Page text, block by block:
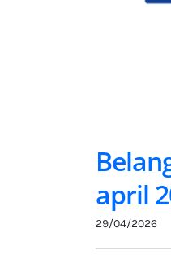
april
29/04/2026